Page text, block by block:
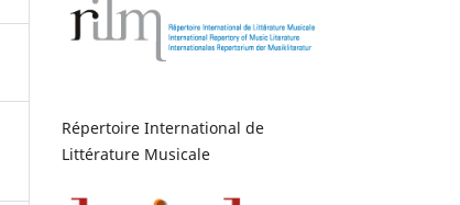
Répertoire International de
Littérature Musicale